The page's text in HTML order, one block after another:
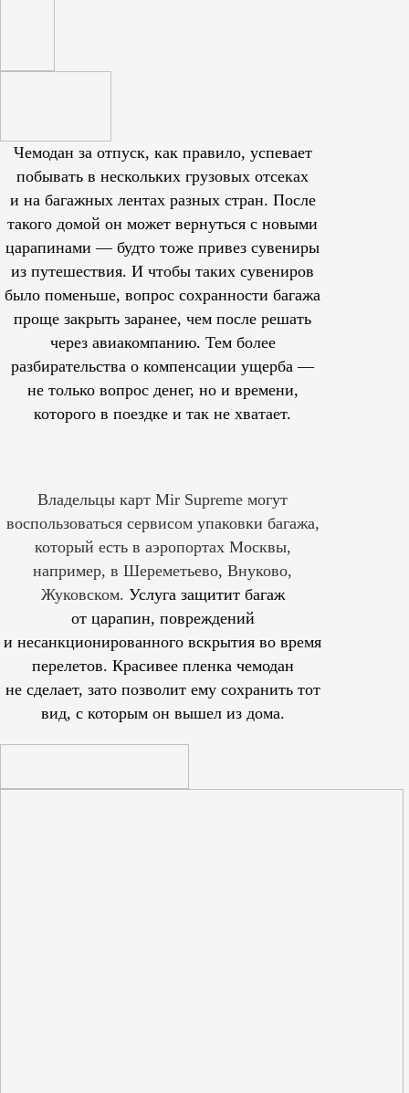
Чемодан за отпуск, как правило, успевает
побывать в нескольких грузовых отсеках
и на багажных лентах разных стран. После
такого домой он может вернуться с новыми
царапинами — будто тоже привез сувениры
из путешествия. И чтобы таких сувениров
было поменьше, вопрос сохранности багажа
проще закрыть заранее, чем после решать
через авиакомпанию. Тем более
разбирательства о компенсации ущерба —
не только вопрос денег, но и времени,
которого в поездке и так не хватает.
Владельцы карт Mir Supreme могут
воспользоваться сервисом упаковки багажа,
который есть в аэропортах Москвы,
например, в Шереметьево, Внуково,
Жуковском. Услуга защитит багаж
от царапин, повреждений
и несанкционированного вскрытия во время
перелетов. Красивее пленка чемодан
не сделает, зато позволит ему сохранить тот
вид, с которым он вышел из дома.